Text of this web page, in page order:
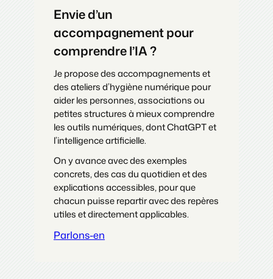
Envie d’un
accompagnement pour
comprendre l’IA ?
Je propose des accompagnements et
des ateliers d’hygiène numérique pour
aider les personnes, associations ou
petites structures à mieux comprendre
les outils numériques, dont ChatGPT et
l’intelligence artificielle.
On y avance avec des exemples
concrets, des cas du quotidien et des
explications accessibles, pour que
chacun puisse repartir avec des repères
utiles et directement applicables.
Parlons-en